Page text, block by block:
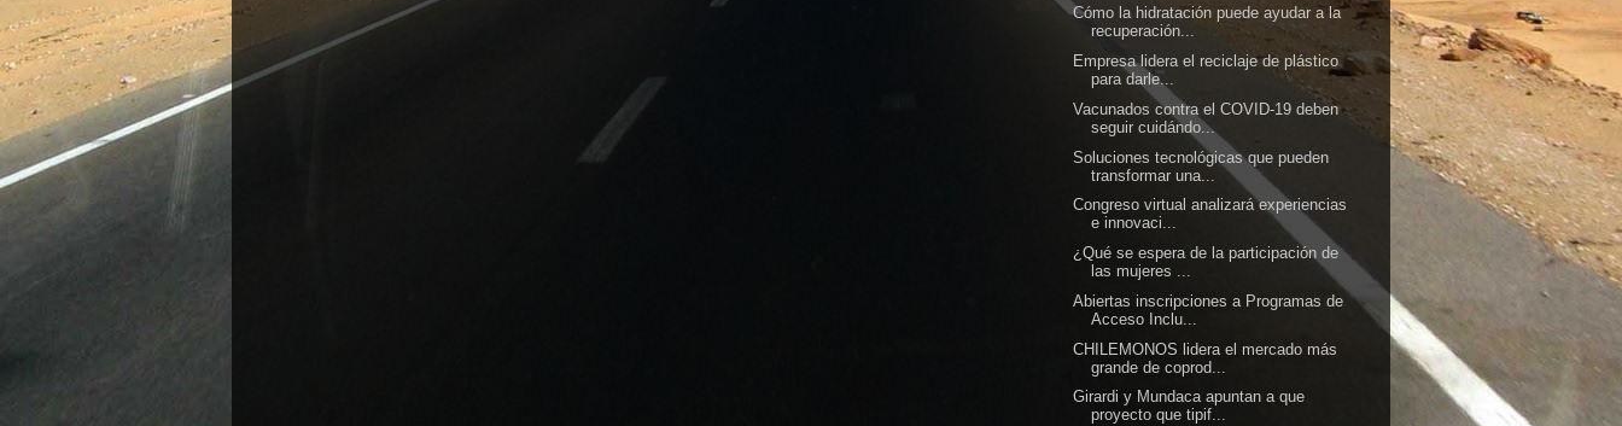
Cómo la hidratación puede ayudar a la
recuperación...
Empresa lidera el reciclaje de plástico
para darle...
Vacunados contra el COVID-19 deben
seguir cuidándo...
Soluciones tecnológicas que pueden
transformar una...
Congreso virtual analizará experiencias
e innovaci...
¿Qué se espera de la participación de
las mujeres ...
Abiertas inscripciones a Programas de
Acceso Inclu...
CHILEMONOS lidera el mercado más
grande de coprod...
Girardi y Mundaca apuntan a que
proyecto que tipif...